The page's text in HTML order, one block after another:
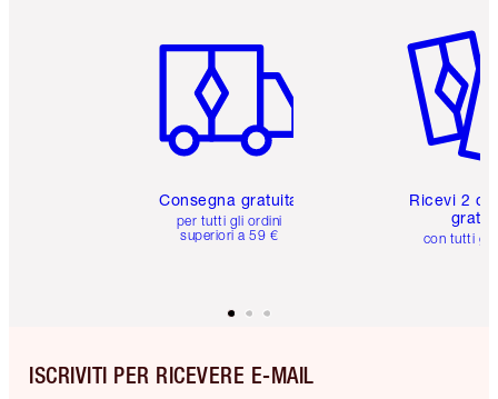
Consegna gratuita
per tutti gli ordini
superiori a 59 €
Ricevi 2
con tutti gli
ISCRIVITI PER RICEVERE E-MAIL